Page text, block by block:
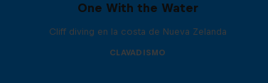
One With the Water
Cliff diving en la costa de Nueva Zelanda
CLAVADISMO